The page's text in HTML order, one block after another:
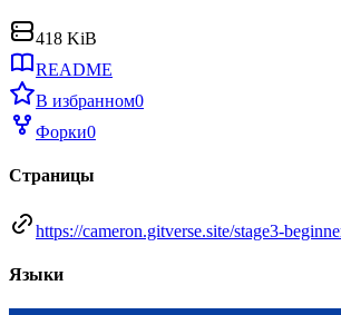
418 KiB
README
В избранном0
Форки0
Страницы
https://cameron.gitverse.site/stage3-
Языки